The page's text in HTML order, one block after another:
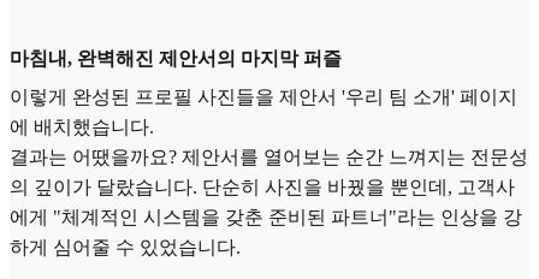
마침내, 완벽해진 제안서의 마지막 퍼즐
이렇게 완성된 프로필 사진들을 제안서 '우리 팀 소개' 페이지
에 배치했습니다.
결과는 어땠을까요? 제안서를 열어보는 순간 느껴지는 전문성
의 깊이가 달랐습니다. 단순히 사진을 바꿨을 뿐인데, 고객사
에게 "체계적인 시스템을 갖춘 준비된 파트너"라는 인상을 강
하게 심어줄 수 있었습니다.